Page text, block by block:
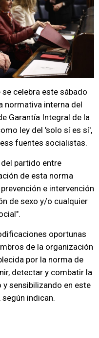
se celebra este sábado
normativa interna del
Garantía Integral de la
ley del 'solo sí es sí',
fuentes socialistas.
partido entre
de esta norma
e intervención
de sexo y/o cualquier
oportunas
de la organización
por la norma de
detectar y combatir la
sensibilizando en este
indican.